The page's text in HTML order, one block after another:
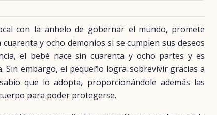
con la anhelo de gobernar el mundo, promete
y ocho demonios si se cumplen sus deseos
el bebé nace sin cuarenta y ocho partes y es
Sin embargo, el pequeño logra sobrevivir gracias a
que lo adopta, proporcionándole además las
para poder protegerse.